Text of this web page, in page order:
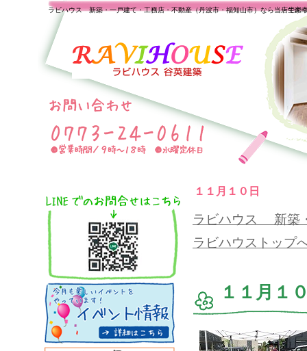
１１月１０日
一生の
ラビハウス 新築・一戸建て・工務店・不動産（丹波市・福知山市）なら当店で家
ラビハウス 新築
ラビハウストップ
１１月１